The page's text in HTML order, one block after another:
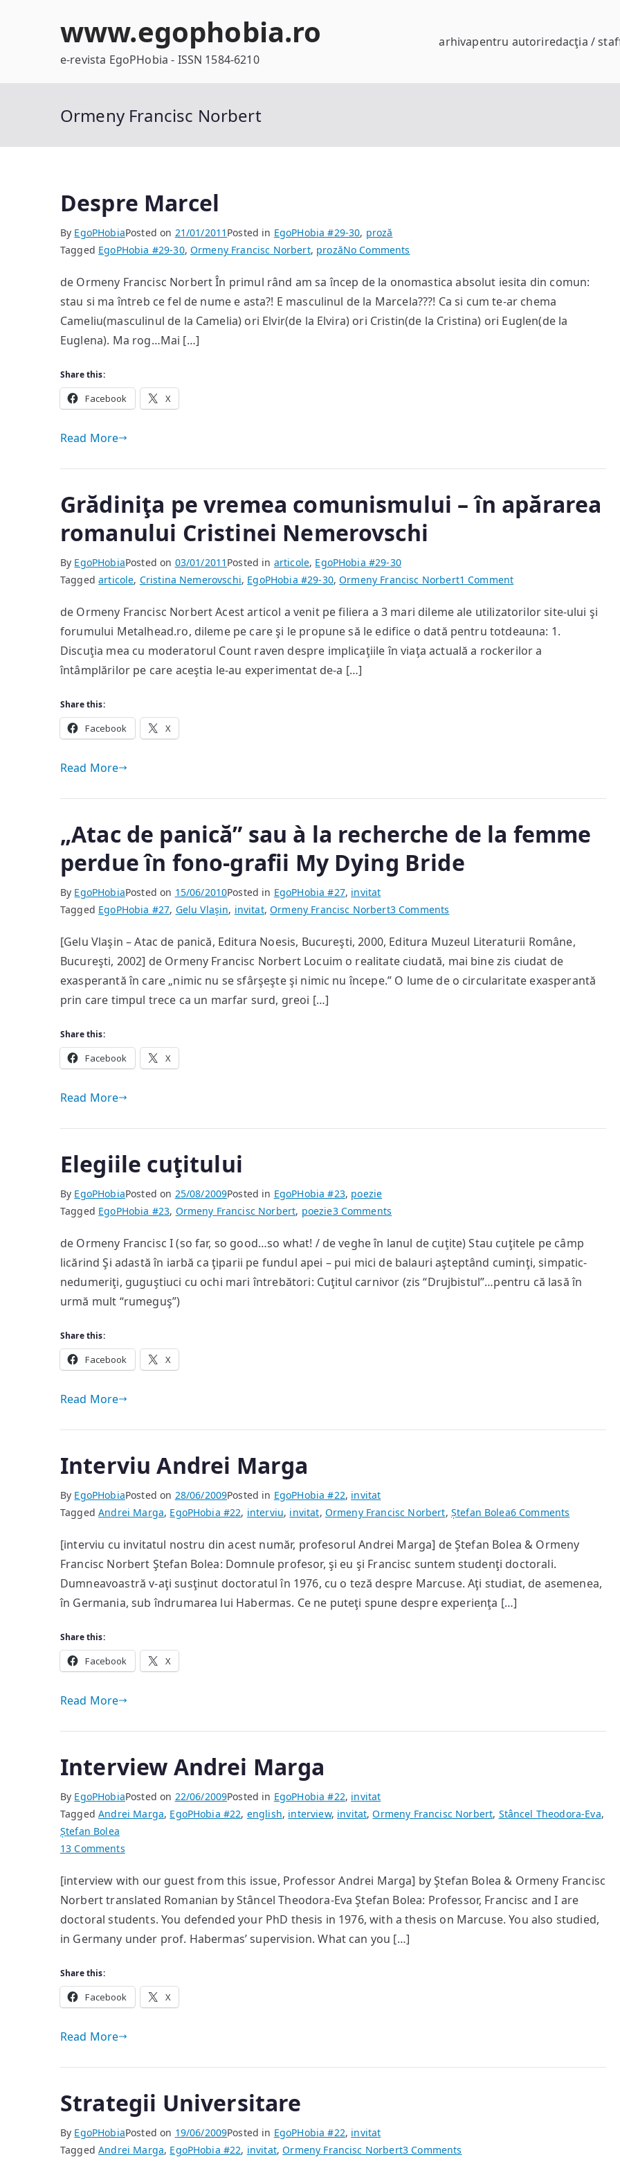
www.egophobia.ro
e-revista EgoPHobia - ISSN 1584-6210
arhivapentru autoriredacţia /
Ormeny Francisc Norbert
Despre Marcel
By EgoPHobiaPosted on 21/01/2011 Posted in EgoPHobia #29-30, proză
Tagged EgoPHobia #29-30,Ormeny Francisc Norbert, prozăNo Comments
Marcel
de Ormeny Francisc Norbert În primul rând am sa încep de la onomastica absolut iesita din comun:
stau si ma întreb ce fel de nume e asta?! E masculinul de la Marcela???! Ca si cum te-ar chema
Cameliu(masculinul de la Camelia) ori Elvir(de la Elvira) ori Cristin(de la Cristina) ori Euglen(de la
Euglena). Ma rog…Mai […]
Share this:
Facebook X
Read More
Grădiniţa pe vremea comunismului – în apărarea
romanului Cristinei Nemerovschi
By EgoPHobiaPosted on 03/01/2011 Posted in articole, EgoPHobia #29-30
Taggedarticole, Cristina Nemerovschi, EgoPHobia #29-30,Ormeny Francisc Norbert1 Commenton
pe
vremea
comunismului
de Ormeny Francisc Norbert Acest articol a venit pe filiera a 3 mari dileme ale utilizatorilor site-ului şi
forumului Metalhead.ro, dileme pe care şi le propune să le edifice o dată pentru totdeauna: 1.
Discuţia mea cu moderatorul Count raven despre implicaţiile în viaţa actuală a rockerilor a
întâmplărilor pe care aceştia le-au experimentat de-a […]
Share this:
Facebook X
Read More
„Atac de panică” sau à la recherche de la femme
perdue în fono-grafii My Dying Bride
By EgoPHobiaPosted on 15/06/2010Posted in EgoPHobia #27, invitat
Tagged EgoPHobia #27, Gelu Vlaşin, invitat,Ormeny Francisc Norbert3 Comments
de
panică”
sau
[Gelu Vlaşin – Atac de panică, Editura Noesis, Bucureşti, 2000, Editura Muzeul Literaturii Române,
Bucureşti, 2002] de Ormeny Francisc Norbert Locuim o realitate ciudată, mai bine zis ciudat de
exasperantă în care „nimic nu se sfârşeşte şi nimic nu începe.” O lume de o circularitate exasperantă
prin care timpul trece ca un marfar surd, greoi […]
Share this:
Facebook X
Read More
Elegiile cuţitului
By EgoPHobiaPosted on 25/08/2009Posted in EgoPHobia #23, poezie
Tagged EgoPHobia #23, Ormeny Francisc Norbert, poezie3 Comments
cuţitului
de Ormeny Francisc I (so far, so good…so what! / de veghe în lanul de cuţite) Stau cuţitele pe câmp
licărind Şi adastă în iarbă ca ţiparii pe fundul apei – pui mici de balauri aşteptând cuminţi, simpatic-
nedumeriţi, guguştiuci cu ochi mari întrebători: Cuţitul carnivor (zis “Drujbistul”…pentru că lasă în
urmă mult “rumeguş”)
Share this:
Facebook X
Read More
Interviu Andrei Marga
By EgoPHobiaPosted on 28/06/2009Posted in EgoPHobia #22, invitat
TaggedAndrei Marga, EgoPHobia #22, interviu, invitat, Ormeny Francisc Norbert, Ștefan Bolea6 Comments
Andrei
[interviu cu invitatul nostru din acest număr, profesorul Andrei Marga] de Ştefan Bolea & Ormeny
Francisc Norbert Ştefan Bolea: Domnule profesor, şi eu şi Francisc suntem studenţi doctorali.
Dumneavoastră v-aţi susţinut doctoratul în 1976, cu o teză despre Marcuse. Aţi studiat, de asemenea,
în Germania, sub îndrumarea lui Habermas. Ce ne puteţi spune despre experienţa […]
Share this:
Facebook X
Read More
Interview Andrei Marga
By EgoPHobiaPosted on 22/06/2009Posted in EgoPHobia #22, invitat
TaggedAndrei Marga, EgoPHobia #22, english, interview, invitat,Ormeny Francisc Norbert, Stâncel Theodora-Eva,
Ștefan Bolea
13 Commentson
Andrei
Marga
[interview with our guest from this issue, Professor Andrei Marga] by Ştefan Bolea & Ormeny Francisc
Norbert translated Romanian by Stâncel Theodora-Eva Ştefan Bolea: Professor, Francisc and I are
doctoral students. You defended your PhD thesis in 1976, with a thesis on Marcuse. You also studied,
in Germany under prof. Habermas’ supervision. What can you […]
Share this:
Facebook X
Read More
Strategii Universitare
By EgoPHobiaPosted on 19/06/2009Posted in EgoPHobia #22, invitat
TaggedAndrei Marga, EgoPHobia #22, invitat,Ormeny Francisc Norbert3 Comments